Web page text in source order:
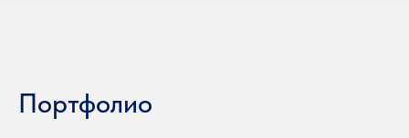
Портфолио